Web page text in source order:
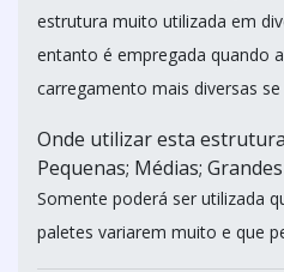
estrutura muito utilizada em
entanto é empregada quando
carregamento mais diversas
Onde utilizar esta
Pequenas; Médias;
Somente poderá ser utilizada
paletes variarem muito e que